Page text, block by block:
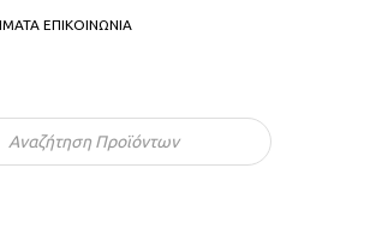
ΕΠΙΚΟΙΝΩΝΙΑ